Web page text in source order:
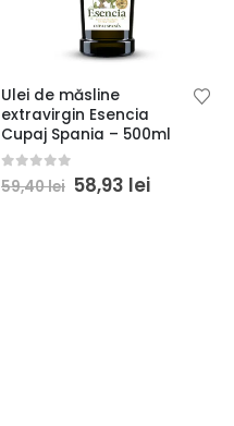
Ulei de măsline
extravirgin Esencia
Cupaj Spania – 500ml
59,40lei Prețul
inițial
58,93 leiPrețul